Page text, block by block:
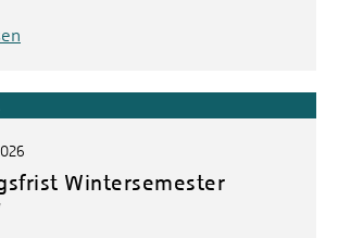
Wintersemester